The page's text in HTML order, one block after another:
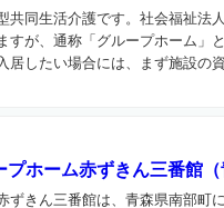
同生活介護です。社会福祉法
が、通称「グループホーム」
したい場合には、まず施設の
ホーム赤ずきん三番館（
きん三番館は、青森県南部町